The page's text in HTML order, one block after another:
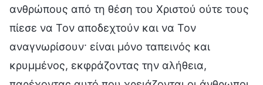
ανθρώπους από τη θέση του Χριστού ούτε τους
πίεσε να Τον αποδεχτούν και να Τον
αναγνωρίσουν· είναι μόνο ταπεινός και
κρυμμένος, εκφράζοντας την αλήθεια,